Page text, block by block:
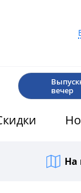
вечер
На